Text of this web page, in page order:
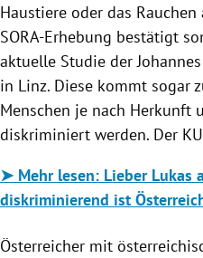
Haustiere oder das
SORA-Erhebung bestätigt
aktuelle Studie der
in Linz. Diese kommt sogar
Menschen je nach Herkunft
diskriminiert werden. Der
➤ Mehr lesen: Lieber Lukas
diskriminierend ist
Österreicher mit